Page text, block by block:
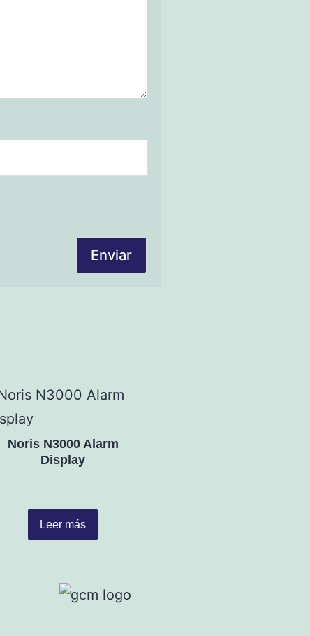
Noris N3000 Alarm
Display
Leer más